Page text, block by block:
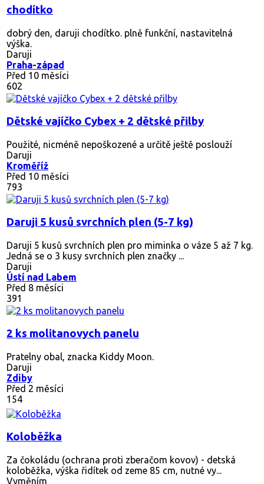
chodítko
dobrý den, daruji chodítko. plně funkční, nastavitelná
výška.
Daruji
Praha-západ
Před 10 měsíci
602
Dětské vajíčko Cybex + 2 dětské přilby
Použité, nicméně nepoškozené a určitě ještě poslouží
Daruji
Kroměříž
Před 10 měsíci
793
Daruji 5 kusů svrchních plen (5-7 kg)
Daruji 5 kusů svrchních plen pro miminka o váze 5 až 7 kg.
Jedná se o 3 kusy svrchních plen značky ...
Daruji
Ústí nad Labem
Před 8 měsíci
391
2 ks molitanovych panelu
Pratelny obal, znacka Kiddy Moon.
Daruji
Zdiby
Před 2 měsíci
154
Koloběžka
Za čokoládu (ochrana proti zberačom kovov) - detská
koloběžka, výška řidítek od zeme 85 cm, nutné vy...
Vyměním